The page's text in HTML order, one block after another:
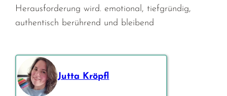
Herausforderung wird. emotional, tiefgründig,
authentisch berührend und bleibend
Jutta Kröpfl